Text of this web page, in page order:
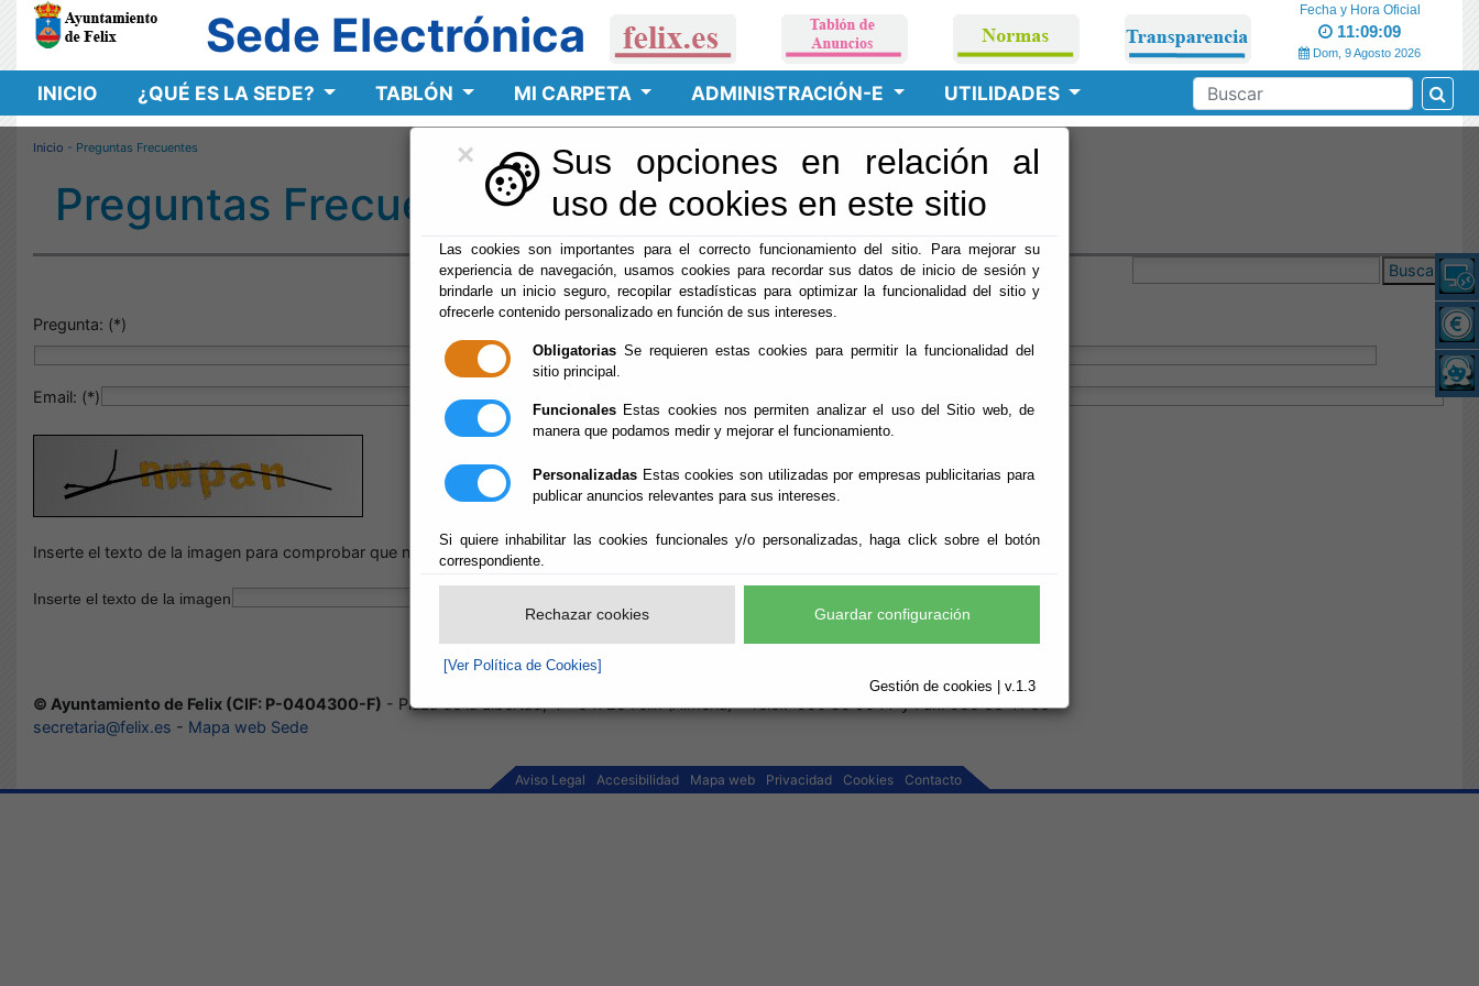
×
Sus opciones en relación al
uso de cookies en este sitio
Las cookies son importantes para el correcto funcionamiento del sitio. Para mejorar su
experiencia de navegación, usamos cookies para recordar sus datos de inicio de sesión y
brindarle un inicio seguro, recopilar estadísticas para optimizar la funcionalidad del sitio y
ofrecerle contenido personalizado en función de sus intereses.
Obligatorias Se requieren estas cookies para permitir la funcionalidad del
sitio principal.
Funcionales Estas cookies nos permiten analizar el uso del Sitio web, de
manera que podamos medir y mejorar el funcionamiento.
Personalizadas Estas cookies son utilizadas por empresas publicitarias para
publicar anuncios relevantes para sus intereses.
Si quiere inhabilitar las cookies funcionales y/o personalizadas, haga click sobre el botón
correspondiente.
Rechazar cookies Guardar configuración
[Ver Política de Cookies]
Gestión de cookies | v.1.3
Sede Electrónica Fecha y Hora Oficial
11:09:09
Dom, 9 Agosto 2026
INICIO ¿QUÉ ES LA SEDE? TABLÓN MI CARPETA ADMINISTRACIÓN-E UTILIDADES
Inicio - Preguntas Frecuentes
Preguntas Frecuentes
Buscar
Pregunta: (*)
Email: (*)
Inserte el texto de la imagen para comprobar que no es un robot
Inserte el texto de la imagen
© Ayuntamiento de Felix (CIF: P-0404300-F) - Plaza de la Libertad, 4 - 04728 Felix (Almería) - Teléf.: 950 55 95 77 y Fax: 950 88 41 83
secretaria@felix.es - Mapa web Sede
Aviso Legal Accesibilidad Mapa web Privacidad Cookies Contacto